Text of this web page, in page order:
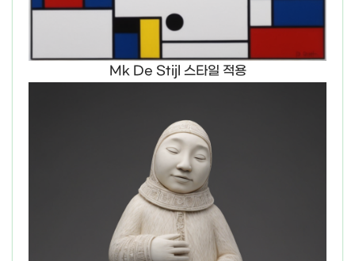
Mk De Stijl 스타일 적용